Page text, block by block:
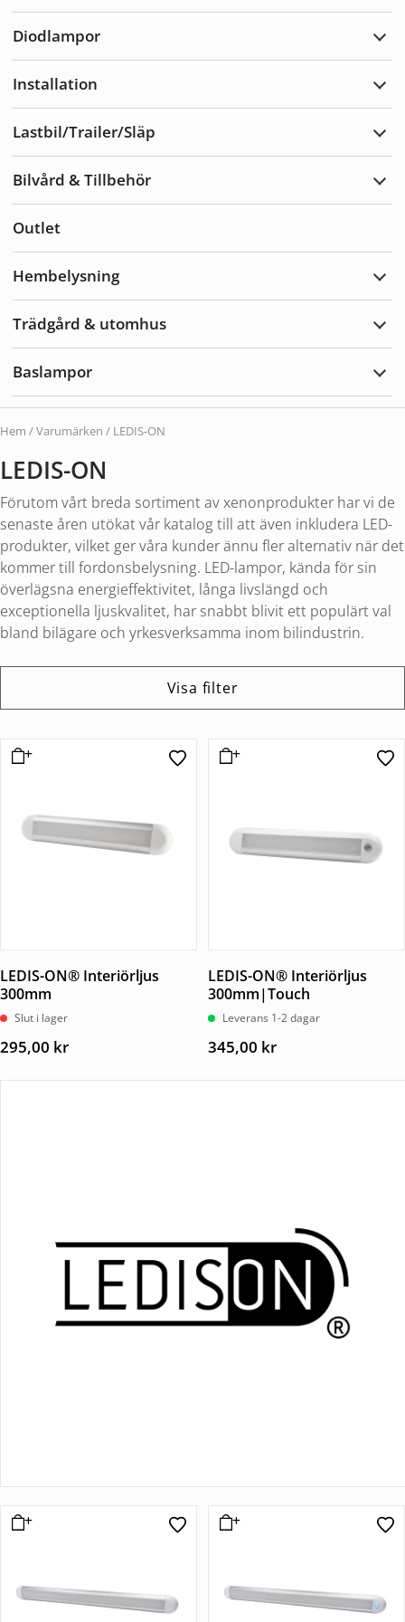
Diodlampor
Installation
Lastbil/Trailer/Släp
Bilvård & Tillbehör
Outlet
Hembelysning
Trädgård & utomhus
Baslampor
Hem / Varumärken / LEDIS-ON
LEDIS-ON
Förutom vårt breda sortiment av xenonprodukter har vi de
senaste åren utökat vår katalog till att även inkludera LED-
produkter, vilket ger våra kunder ännu fler alternativ när det
kommer till fordonsbelysning. LED-lampor, kända för sin
överlägsna energieffektivitet, långa livslängd och
exceptionella ljuskvalitet, har snabbt blivit ett populärt val
bland bilägare och yrkesverksamma inom bilindustrin.
Visa filter
LEDIS-ON® Interiörljus
300mm
Slut i lager
295,00 kr
LEDIS-ON® Interiörljus
300mm|Touch
Leverans 1-2 dagar
345,00 kr